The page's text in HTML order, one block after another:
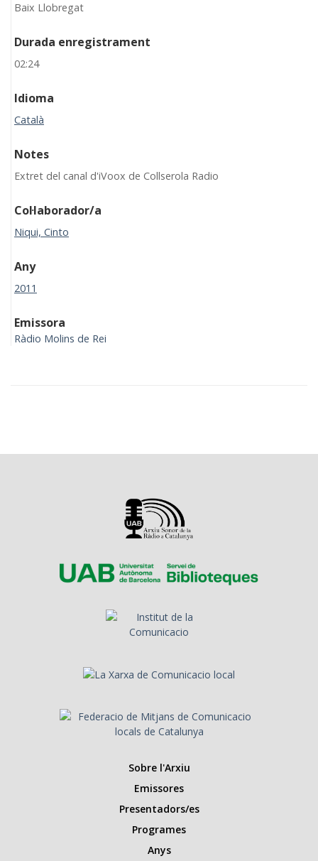
Baix Llobregat
Durada enregistrament
02:24
Idioma
Català
Notes
Extret del canal d'iVoox de Collserola Radio
Col·laborador/a
Niqui, Cinto
Any
2011
Emissora
Ràdio Molins de Rei
Sobre l'Arxiu
Emissores
Presentadors/es
Programes
Anys